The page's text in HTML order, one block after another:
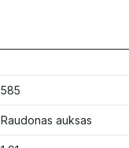
585
Raudonas auksas